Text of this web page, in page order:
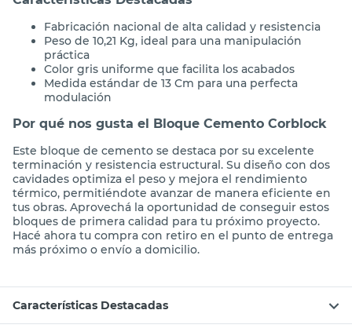
Fabricación nacional de alta calidad y resistencia
Peso de 10,21 Kg, ideal para una manipulación
práctica
Color gris uniforme que facilita los acabados
Medida estándar de 13 Cm para una perfecta
modulación
Este bloque de cemento se destaca por su excelente
terminación y resistencia estructural. Su diseño con dos
cavidades optimiza el peso y mejora el rendimiento
térmico, permitiéndote avanzar de manera eficiente en
tus obras. Aprovechá la oportunidad de conseguir estos
bloques de primera calidad para tu próximo proyecto.
Hacé ahora tu compra con retiro en el punto de entrega
Características Destacadas